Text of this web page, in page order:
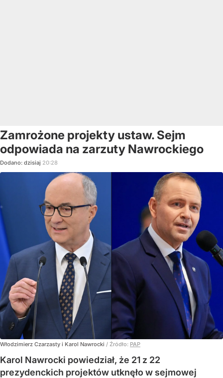
Zamrożone projekty ustaw. Sejm
odpowiada na zarzuty Nawrockiego
Dodano: dzisiaj 20:28
Włodzimierz Czarzasty i Karol Nawrocki / Źródło: PAP
Karol Nawrocki powiedział, że 21 z 22
prezydenckich projektów utknęło w sejmowej